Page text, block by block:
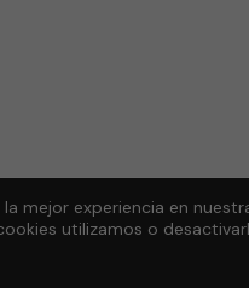
mejor experiencia en
utilizamos o